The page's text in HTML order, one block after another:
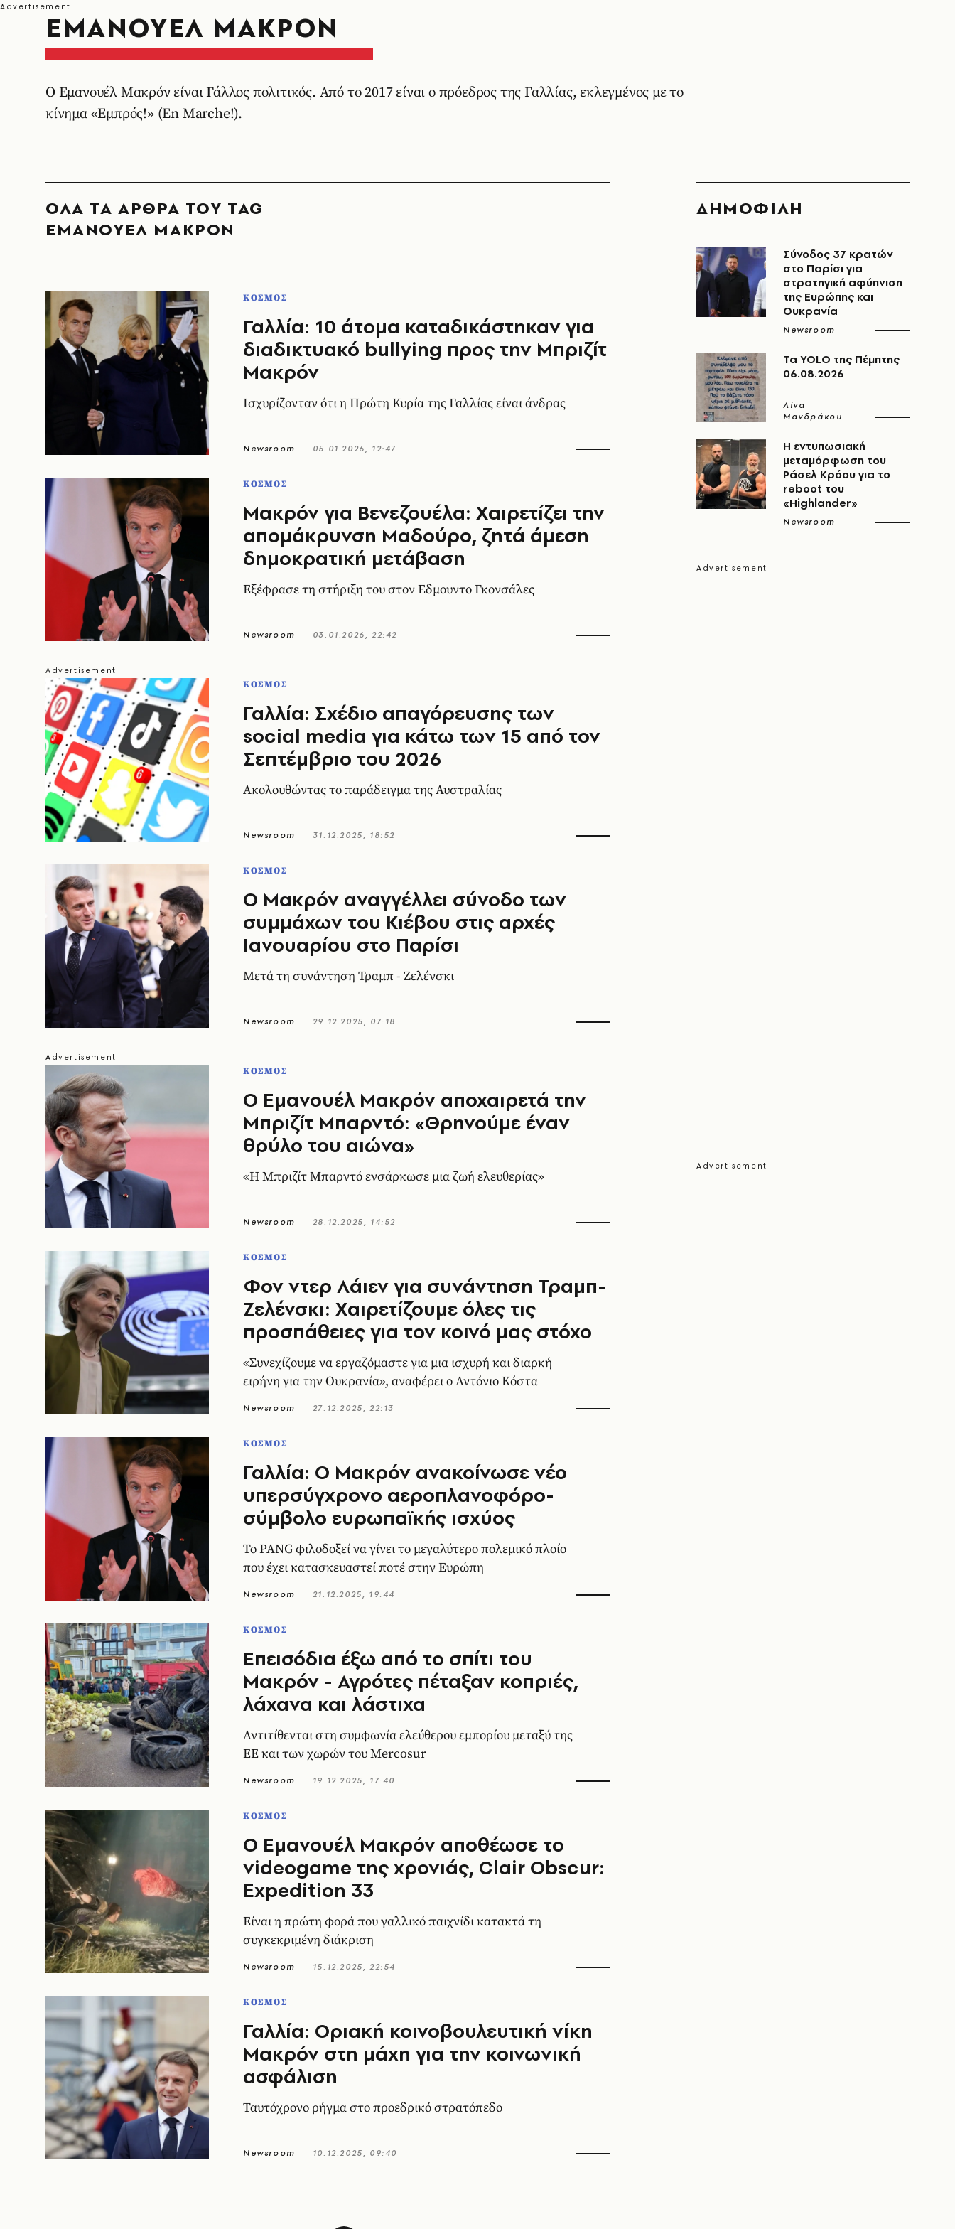
ΕΜΑΝΟΥΕΛ ΜΑΚΡΟΝ
Ο Εμανουέλ Μακρόν είναι Γάλλος πολιτικός. Από το 2017 είναι ο πρόεδρος της Γαλλίας, εκλεγμένος με το
κίνημα «Εμπρός!» (En Marche!).
ΟΛΑ ΤΑ ΑΡΘΡΑ ΤΟΥ TAG
ΕΜΑΝΟΥΕΛ ΜΑΚΡΟΝ
ΚΟΣΜΟΣ
Γαλλία: 10 άτομα καταδικάστηκαν για
διαδικτυακό bullying προς την Μπριζίτ
Μακρόν
Ισχυρίζονταν ότι η Πρώτη Κυρία της Γαλλίας είναι άνδρας
Newsroom 05.01.2026, 12:47
ΚΟΣΜΟΣ
Μακρόν για Βενεζουέλα: Χαιρετίζει την
απομάκρυνση Μαδούρο, ζητά άμεση
δημοκρατική μετάβαση
Εξέφρασε τη στήριξη του στον Εδμουντο Γκονσάλες
Newsroom 03.01.2026, 22:42
ΚΟΣΜΟΣ
Γαλλία: Σχέδιο απαγόρευσης των
social media για κάτω των 15 από τον
Σεπτέμβριο του 2026
Aκολουθώντας το παράδειγμα της Αυστραλίας
Newsroom 31.12.2025, 18:52
ΚΟΣΜΟΣ
Ο Μακρόν αναγγέλλει σύνοδο των
συμμάχων του Κιέβου στις αρχές
Ιανουαρίου στο Παρίσι
Μετά τη συνάντηση Τραμπ - Ζελένσκι
Newsroom 29.12.2025, 07:18
ΚΟΣΜΟΣ
Ο Εμανουέλ Μακρόν αποχαιρετά την
Μπριζίτ Μπαρντό: «Θρηνούμε έναν
θρύλο του αιώνα»
«Η Μπριζίτ Μπαρντό ενσάρκωσε μια ζωή ελευθερίας»
Newsroom 28.12.2025, 14:52
ΚΟΣΜΟΣ
Φον ντερ Λάιεν για συνάντηση Τραμπ-
Ζελένσκι: Χαιρετίζουμε όλες τις
προσπάθειες για τον κοινό μας στόχο
«Συνεχίζουμε να εργαζόμαστε για μια ισχυρή και διαρκή
ειρήνη για την Ουκρανία», αναφέρει ο Αντόνιο Κόστα
Newsroom 27.12.2025, 22:13
ΚΟΣΜΟΣ
Γαλλία: Ο Μακρόν ανακοίνωσε νέο
υπερσύγχρονο αεροπλανοφόρο-
σύμβολο ευρωπαϊκής ισχύος
Το PANG φιλοδοξεί να γίνει το μεγαλύτερο πολεμικό πλοίο
που έχει κατασκευαστεί ποτέ στην Ευρώπη
Newsroom 21.12.2025, 19:44
ΚΟΣΜΟΣ
Επεισόδια έξω από το σπίτι του
Μακρόν - Αγρότες πέταξαν κοπριές,
λάχανα και λάστιχα
Αντιτίθενται στη συμφωνία ελεύθερου εμπορίου μεταξύ της
ΕΕ και των χωρών του Mercosur
Newsroom 19.12.2025, 17:40
ΚΟΣΜΟΣ
Ο Εμανουέλ Μακρόν αποθέωσε το
videogame της χρονιάς, Clair Obscur:
Expedition 33
Είναι η πρώτη φορά που γαλλικό παιχνίδι κατακτά τη
συγκεκριμένη διάκριση
Newsroom 15.12.2025, 22:54
ΚΟΣΜΟΣ
Γαλλία: Οριακή κοινοβουλευτική νίκη
Μακρόν στη μάχη για την κοινωνική
ασφάλιση
Ταυτόχρονο ρήγμα στο προεδρικό στρατόπεδο
Newsroom 10.12.2025, 09:40
ΔΗΜΟΦΙΛΗ
Σύνοδος 37 κρατών
στο Παρίσι για
στρατηγική αφύπνιση
της Ευρώπης και
Ουκρανία
Newsroom
Τα YOLO της Πέμπτης
06.08.2026
Λίνα
Μανδράκου
Η εντυπωσιακή
μεταμόρφωση του
Ράσελ Κρόου για το
reboot του
«Highlander»
Newsroom